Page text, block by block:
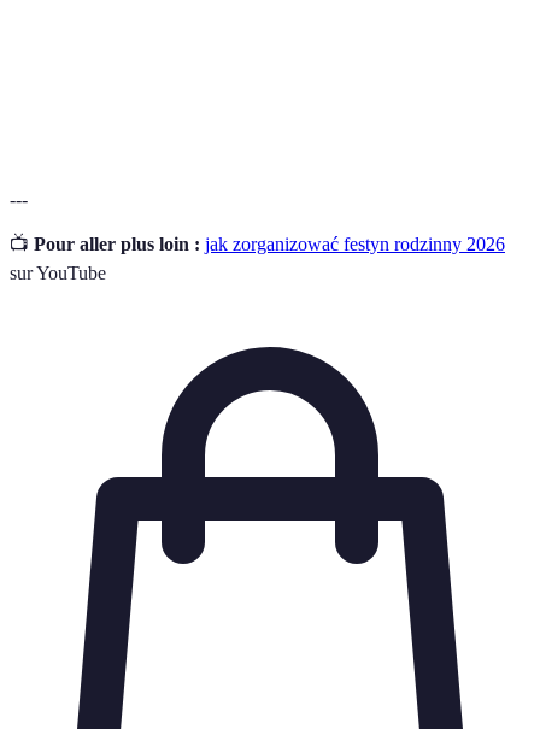
---
📺 Pour aller plus loin : jak zorganizować festyn rodzinny 2026
sur YouTube